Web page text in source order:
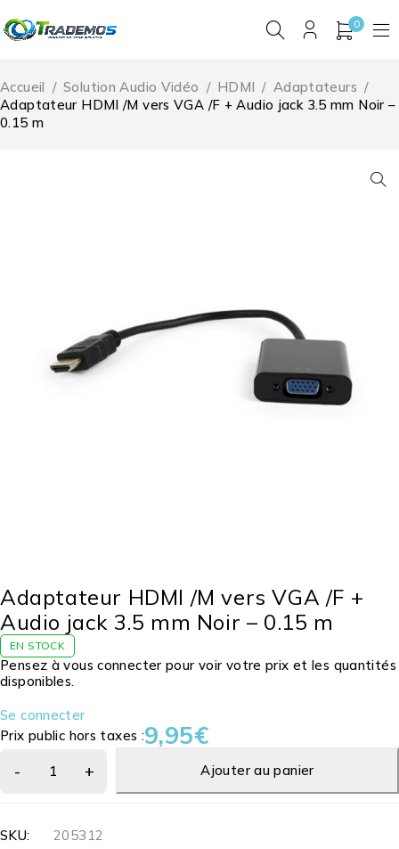
0
Accueil / Solution Audio Vidéo / HDMI / Adaptateurs /
Adaptateur HDMI /M vers VGA /F + Audio jack 3.5 mm Noir –
0.15 m
Adaptateur HDMI /M vers VGA /F +
Audio jack 3.5 mm Noir – 0.15 m
EN STOCK
Pensez à vous connecter pour voir votre prix et les quantités
disponibles.
Se connecter
Prix public hors taxes :9,95€
Ajouter au panier
SKU: 205312